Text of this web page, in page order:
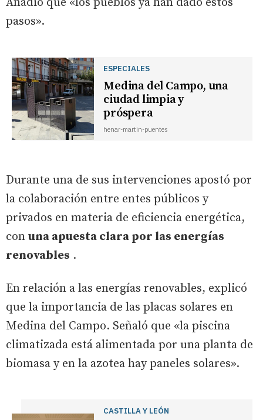
pasos».
ESPECIALES
Medina del Campo, una
ciudad limpia y
próspera
henar-martin-puentes
Durante una de sus intervenciones apostó por
la colaboración entre entes públicos y
privados en materia de eficiencia energética,
con una apuesta clara por las energías
renovables .
En relación a las energías renovables, explicó
que la importancia de las placas solares en
Medina del Campo. Señaló que «la piscina
climatizada está alimentada por una planta de
biomasa y en la azotea hay paneles solares».
CASTILLA Y LEÓN